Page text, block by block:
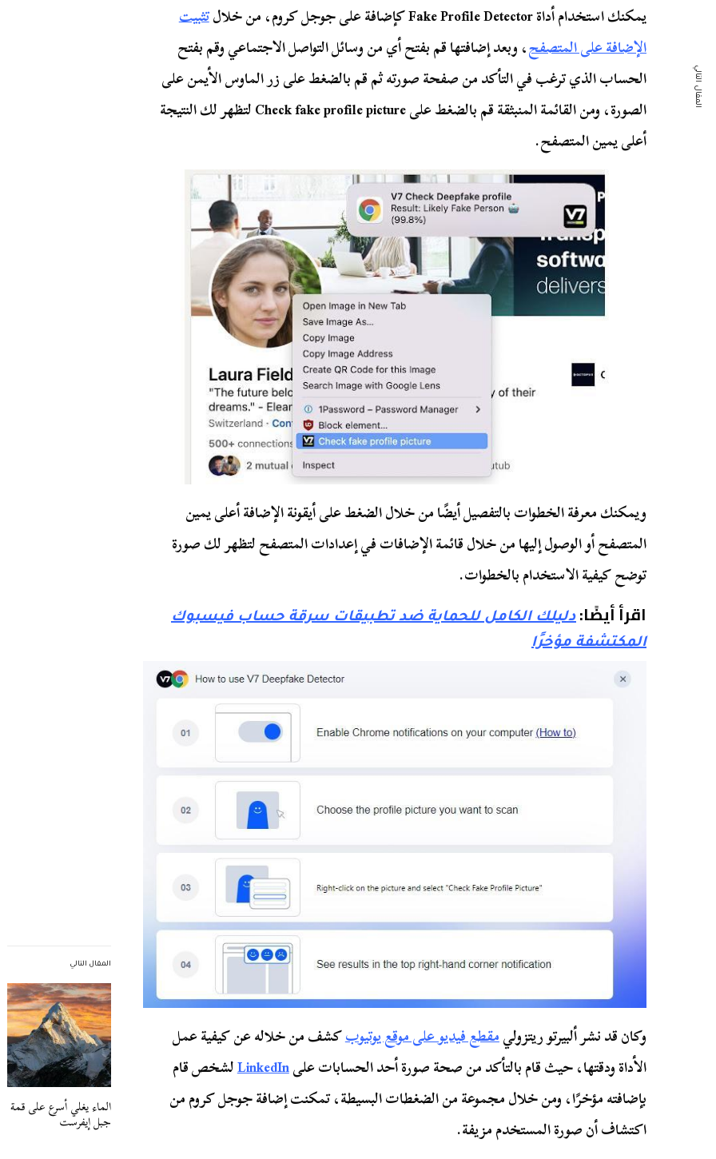
المقال التالي
الماء يغلي أسرع على قمة
جبل إيفرست
يمكنك استخدام أداة Fake Profile Detector كإضافة على جوجل كروم، من خلال
تثبيت
الإضافة على المتصفح، وبعد إضافتها قم بفتح أي من وسائل التواصل الاجتماعي وقم بفتح
الحساب الذي ترغب في التأكد من صفحة صورته ثم قم بالضغط على زر الماوس الأيمن على
الصورة، ومن القائمة المنبثقة قم بالضغط على Check fake profile picture لتظهر لك النتيجة
أعلى يمين المتصفح.
ويمكنك معرفة الخطوات بالتفصيل أيضًا من خلال الضغط على أيقونة الإضافة أعلى يمين
المتصفح أو الوصول إليها من خلال قائمة الإضافات في إعدادات المتصفح لتظهر لك صورة
توضح كيفية الاستخدام بالخطوات.
اقرأ أيضًا: دليلك الكامل للحماية ضد تطبيقات سرقة حساب فيسبوك
المكتشفة مؤخرًا
وكان قد نشر ألبيرتو ريتزوليمقطع فيديو على موقع يوتيوبكشف من خلاله عن كيفية عمل
الأداة ودقتها، حيث قام بالتأكد من صحة صورة أحد الحسابات علىLinkedInلشخص قام
بإضافته مؤخرًا، ومن خلال مجموعة من الضغطات البسيطة، تمكنت إضافة جوجل كروم من
اكتشاف أن صورة المستخدم مزيفة.
المقال التالي